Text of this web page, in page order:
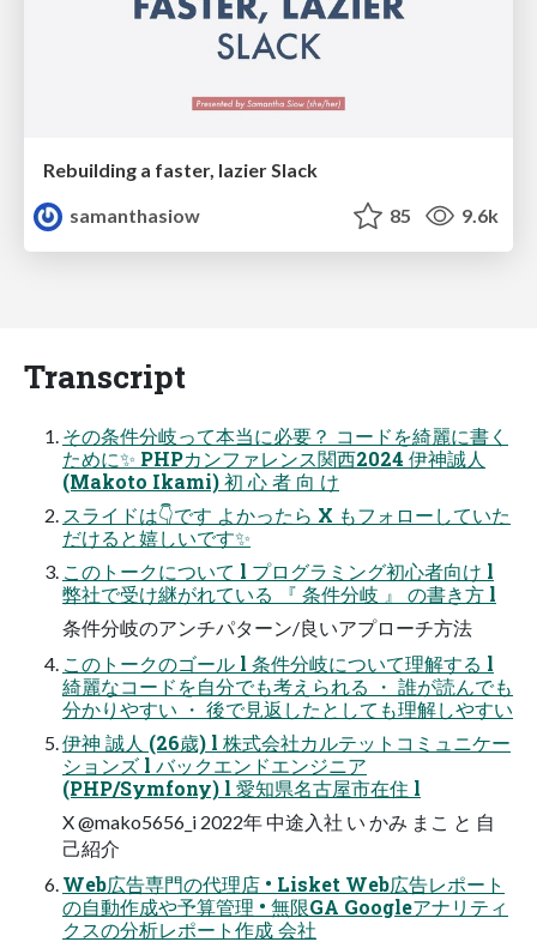
Rebuilding a faster, lazier Slack
samanthasiow
85 9.6k
Transcript
その条件分岐って本当に必要？ コードを綺麗に書く
ために✨ PHPカンファレンス関西2024 伊神誠人
(Makoto Ikami) 初 心 者 向 け
スライドは👇です よかったら X もフォローしていた
だけると嬉しいです✨
このトークについて l プログラミング初心者向け l
弊社で受け継がれている 『 条件分岐 』 の書き方 l
条件分岐のアンチパターン/良いアプローチ方法
このトークのゴール l 条件分岐について理解する l
綺麗なコードを自分でも考えられる ・ 誰が読んでも
分かりやすい ・ 後で見返したとしても理解しやすい
伊神 誠人 (26歳) l 株式会社カルテットコミュニケー
ションズ l バックエンドエンジニア
(PHP/Symfony) l 愛知県名古屋市在住 l
X @mako5656_i 2022年 中途入社 い かみ まこ と 自
己紹介
Web広告専門の代理店 • Lisket Web広告レポート
の自動作成や予算管理 • 無限GA Googleアナリティ
クスの分析レポート作成 会社